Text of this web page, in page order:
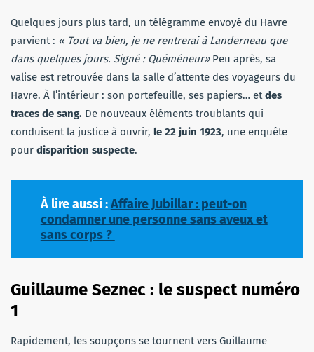
Quelques jours plus tard, un télégramme envoyé du Havre
parvient : « Tout va bien, je ne rentrerai à Landerneau que
dans quelques jours. Signé : Quéméneur»Peu après, sa
valise est retrouvée dans la salle d’attente des voyageurs du
Havre. À l’intérieur : son portefeuille, ses papiers… etdes
traces de sang. De nouveaux éléments troublants qui
conduisent la justice à ouvrir, le 22 juin 1923, une enquête
pour disparition suspecte.
À lire aussi :Affaire Jubillar : peut-on
condamner une personne sans aveux et
sans corps ?
Guillaume Seznec : le suspect numéro
1
Rapidement, les soupçons se tournent vers Guillaume